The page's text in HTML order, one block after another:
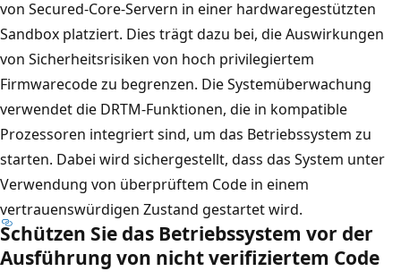
von Secured-Core-Servern in einer hardwaregestützten
Sandbox platziert. Dies trägt dazu bei, die Auswirkungen
von Sicherheitsrisiken von hoch privilegiertem
Firmwarecode zu begrenzen. Die Systemüberwachung
verwendet die DRTM-Funktionen, die in kompatible
Prozessoren integriert sind, um das Betriebssystem zu
starten. Dabei wird sichergestellt, dass das System unter
Verwendung von überprüftem Code in einem
vertrauenswürdigen Zustand gestartet wird.
Schützen Sie das Betriebssystem vor der
Ausführung von nicht verifiziertem Code